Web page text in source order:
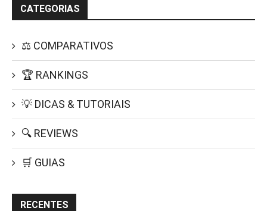
CATEGORIAS
⚖️ COMPARATIVOS
🏆 RANKINGS
💡 DICAS & TUTORIAIS
🔍 REVIEWS
🛒 GUIAS
RECENTES